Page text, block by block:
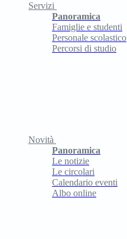
Servizi
Panoramica
Famiglie e studenti
Personale scolastico
Percorsi di studio
Novità
Panoramica
Le notizie
Le circolari
Calendario eventi
Albo online